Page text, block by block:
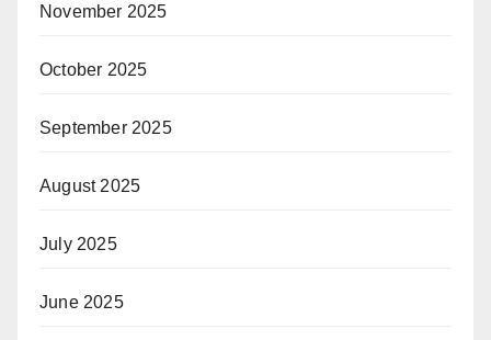
November 2025
October 2025
September 2025
August 2025
July 2025
June 2025